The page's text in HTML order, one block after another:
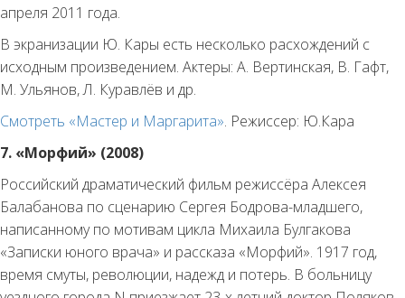
апреля 2011 года.
В экранизации Ю. Кары есть несколько расхождений с
исходным произведением. Актеры: А. Вертинская, В. Гафт,
М. Ульянов, Л. Куравлёв и др.
Смотреть «Мастер и Маргарита». Режиссер: Ю.Кара
7. «Морфий» (2008)
Российский драматический фильм режиссёра Алексея
Балабанова по сценарию Сергея Бодрова-младшего,
написанному по мотивам цикла Михаила Булгакова
«Записки юного врача» и рассказа «Морфий». 1917 год,
время смуты, революции, надежд и потерь. В больницу